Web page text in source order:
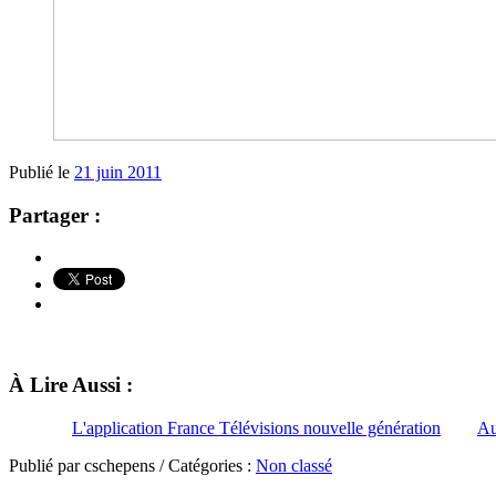
Publié le 21 juin 2011
Partager :
À Lire Aussi :
L'application France Télévisions nouvelle génération
Publié par cschepens / Catégories : Non classé